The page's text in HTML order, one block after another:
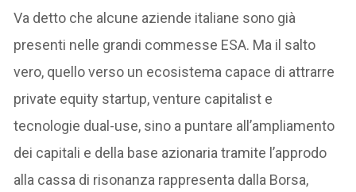
Va detto che alcune aziende italiane sono già
presenti nelle grandi commesse ESA. Ma il salto
vero, quello verso un ecosistema capace di attrarre
private equity startup, venture capitalist e
tecnologie dual-use, sino a puntare all’ampliamento
dei capitali e della base azionaria tramite l’approdo
alla cassa di risonanza rappresenta dalla Borsa,